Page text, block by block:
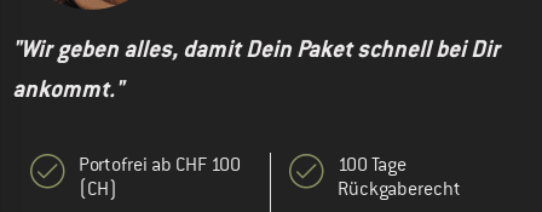
"Wir geben alles, damit Dein Paket schnell bei Dir
ankommt."
Portofrei ab CHF 100
(CH)
100 Tage
Rückgaberecht